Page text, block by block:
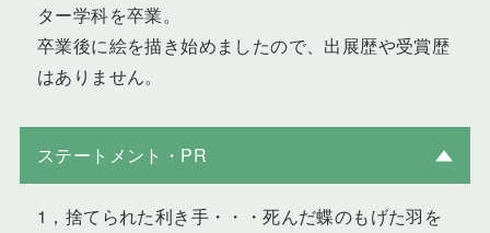
ター学科を卒業。
卒業後に絵を描き始めましたので、出展歴や受賞歴
はありません。
ステートメント・PR
1，捨てられた利き手・・・死んだ蝶のもげた羽を